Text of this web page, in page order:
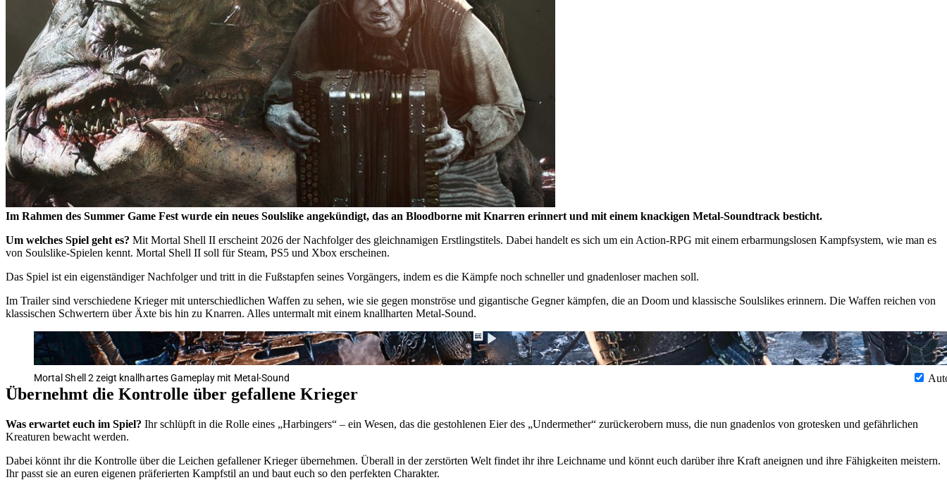
Im Rahmen des Summer Game Fest wurde ein neues Soulslike angekündigt, das an Bloodborne mit Knarren erinnert und mit einem knackigen Metal-Soundtrack besticht.
Um welches Spiel geht es? Mit Mortal Shell II erscheint 2026 der Nachfolger des gleichnamigen Erstlingstitels. Dabei handelt es sich um ein Action-RPG mit einem erbarmungslosen Kampfsystem, wie man es
von Soulslike-Spielen kennt. Mortal Shell II soll für Steam, PS5 und Xbox erscheinen.
Das Spiel ist ein eigenständiger Nachfolger und tritt in die Fußstapfen seines Vorgängers, indem es die Kämpfe noch schneller und gnadenloser machen soll.
Im Trailer sind verschiedene Krieger mit unterschiedlichen Waffen zu sehen, wie sie gegen monströse und gigantische Gegner kämpfen, die an Doom und klassische Soulslikes erinnern. Die Waffen reichen von
klassischen Schwertern über Äxte bis hin zu Knarren. Alles untermalt mit einem knallharten Metal-Sound.
Mortal Shell 2 zeigt knallhartes Gameplay mit Metal-Sound
Übernehmt die Kontrolle über gefallene Krieger
Was erwartet euch im Spiel? Ihr schlüpft in die Rolle eines Harbingers – ein Wesen, das die gestohlenen Eier des Undermether
zurückerobern muss, die nun gnadenlos von grotesken und gefährlichen
Kreaturen bewacht werden.
Dabei könnt ihr die Kontrolle über die Leichen gefallener Krieger übernehmen. Überall in der zerstörten Welt findet ihr ihre Leichname und könnt euch darüber ihre Kraft aneignen und ihre Fähigkeiten meistern.
Ihr passt sie an euren eigenen präferierten Kampfstil an und baut euch so den perfekten Charakter.